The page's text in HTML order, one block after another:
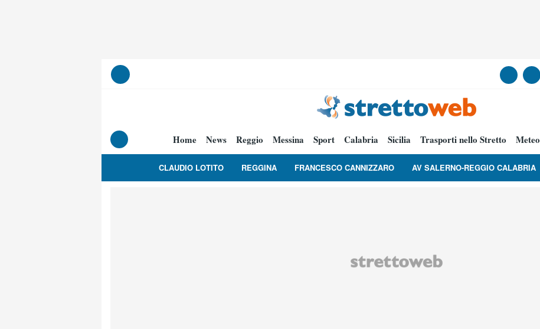
Home News Reggio Messina Sport Calabria Sicilia Trasporti nello Stretto Meteo
CLAUDIO LOTITO REGGINA FRANCESCO CANNIZZARO AV SALERNO-REGGIO CALABRIA